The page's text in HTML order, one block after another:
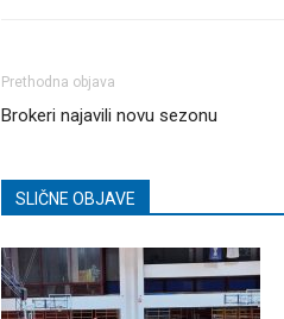
Prethodna objava
Brokeri najavili novu sezonu
SLIČNE OBJAVE